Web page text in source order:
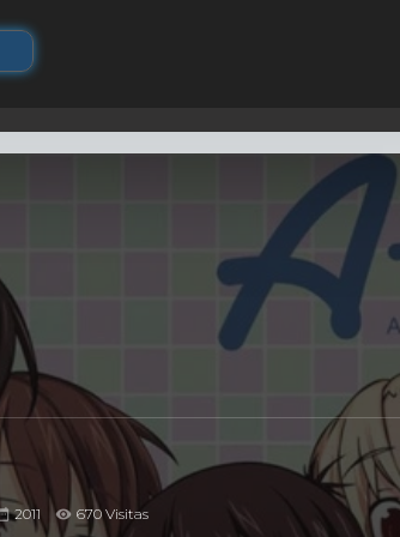
2011 670 Visitas